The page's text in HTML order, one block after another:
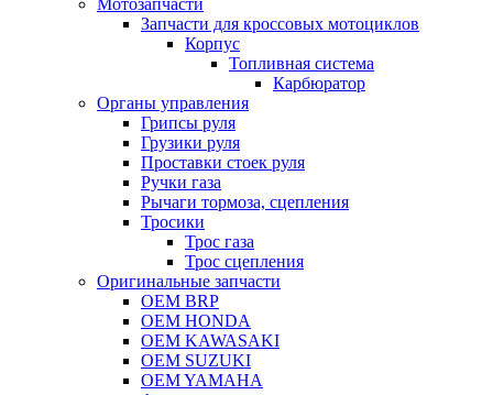
Мотозапчасти
Запчасти для кроссовых мотоциклов
Корпус
Топливная система
Карбюратор
Органы управления
Грипсы руля
Грузики руля
Проставки стоек руля
Ручки газа
Рычаги тормоза, сцепления
Тросики
Трос газа
Трос сцепления
Оригинальные запчасти
OEM BRP
OEM HONDA
OEM KAWASAKI
OEM SUZUKI
OEM YAMAHA